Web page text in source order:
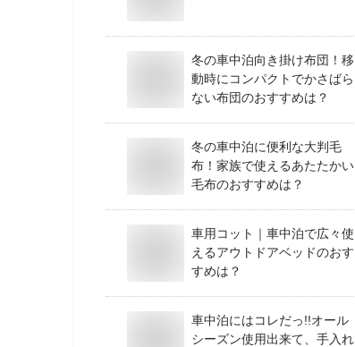
冬の車中泊向き掛け布団！移
動時にコンパクトでかさばら
ない布団のおすすめは？
冬の車中泊に便利な大判毛
布！家族で使えるあたたかい
毛布のおすすめは？
車用コット｜車中泊で広々使
えるアウトドアベッドのおす
すめは？
車中泊にはコレだっ!!オール
シーズン使用出来て、手入れ